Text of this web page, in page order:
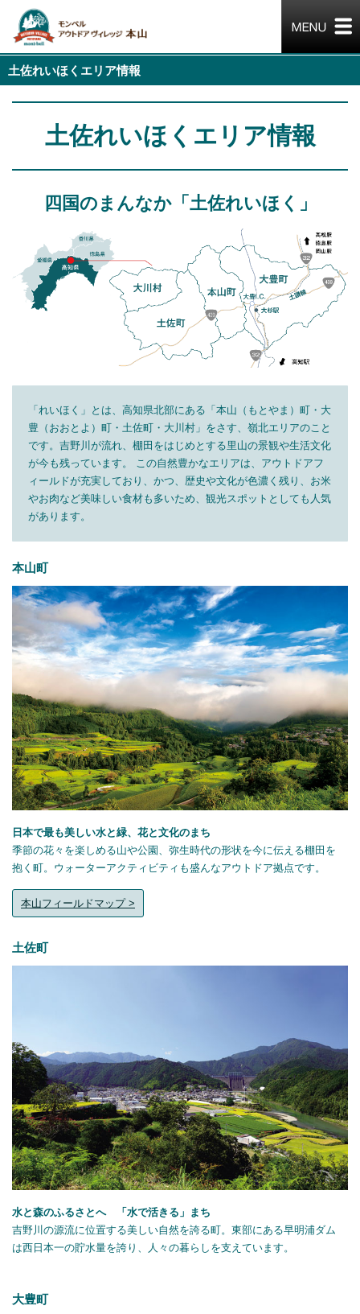
土佐れいほくエリア情報
土佐れいほくエリア情報
四国のまんなか「土佐れいほく」
「れいほく」とは、高知県北部にある「本山（もとやま）町・大
豊（おおとよ）町・土佐町・大川村」をさす、嶺北エリアのこと
です。吉野川が流れ、棚田をはじめとする里山の景観や生活文化
が今も残っています。 この自然豊かなエリアは、アウトドアフ
ィールドが充実しており、かつ、歴史や文化が色濃く残り、お米
やお肉など美味しい食材も多いため、観光スポットとしても人気
があります。
本山町
日本で最も美しい水と緑、花と文化のまち
季節の花々を楽しめる山や公園、弥生時代の形状を今に伝える棚田を
抱く町。ウォーターアクティビティも盛んなアウトドア拠点です。
本山フィールドマップ >
土佐町
水と森のふるさとへ 「水で活きる」まち
吉野川の源流に位置する美しい自然を誇る町。東部にある早明浦ダム
は西日本一の貯水量を誇り、人々の暮らしを支えています。
大豊町